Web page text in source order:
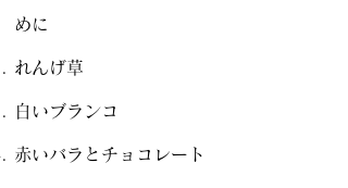
めに
れんげ草
白いブランコ
赤いバラとチョコレート